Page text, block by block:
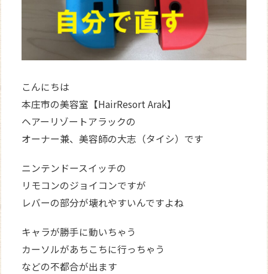
こんにちは
本庄市の美容室【HairResort Arak】
ヘアーリゾートアラックの
オーナー兼、美容師の大志（タイシ）です
ニンテンドースイッチの
リモコンのジョイコンですが
レバーの部分が壊れやすいんですよね
キャラが勝手に動いちゃう
カーソルがあちこちに行っちゃう
などの不都合が出ます